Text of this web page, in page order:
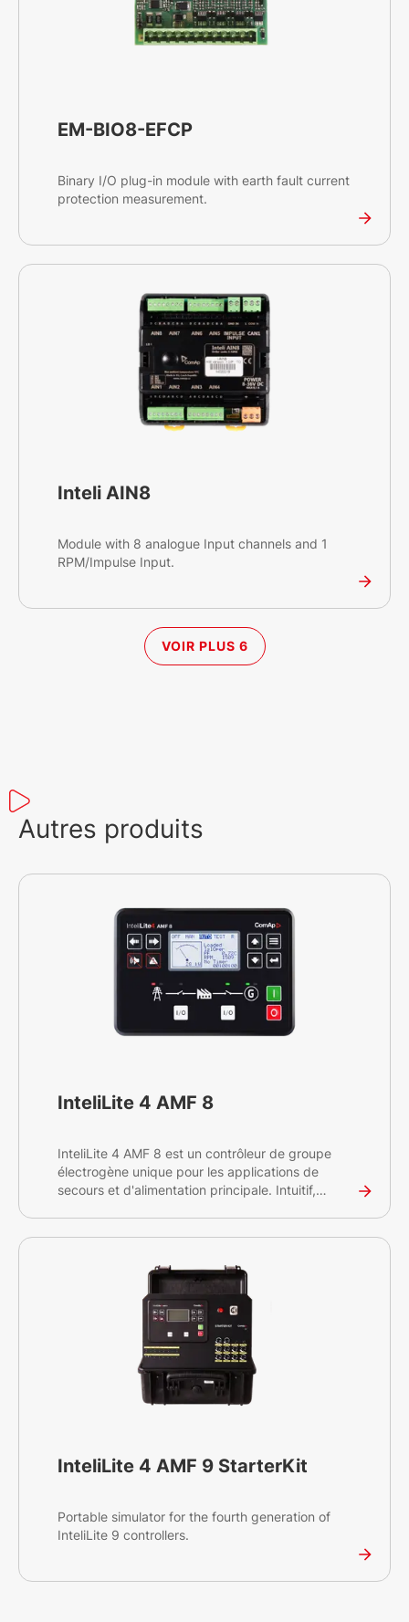
EM-BIO8-EFCP
Binary I/O plug-in module with earth fault current
protection measurement.
Inteli AIN8
Module with 8 analogue Input channels and 1
RPM/Impulse Input.
VOIR PLUS 6
Autres produits
InteliLite 4 AMF 8
InteliLite 4 AMF 8 est un contrôleur de groupe
électrogène unique pour les applications de
secours et d'alimentation principale. Intuitif,
contrôle et de surveillance de vos groupes
électrogènes sur site et à distance.
InteliLite 4 AMF 9 StarterKit
Portable simulator for the fourth generation of
InteliLite 9 controllers.